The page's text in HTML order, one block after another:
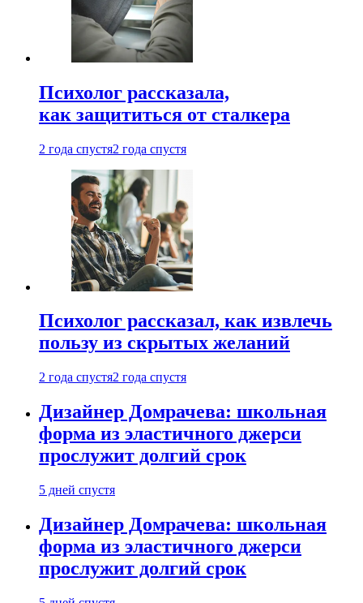
Психолог рассказала,
как защититься от сталкера
2 года спустя2 года спустя
Психолог рассказал, как извлечь
пользу из скрытых желаний
2 года спустя2 года спустя
Дизайнер Домрачева: школьная
форма из эластичного джерси
прослужит долгий срок
5 дней спустя
Дизайнер Домрачева: школьная
форма из эластичного джерси
прослужит долгий срок